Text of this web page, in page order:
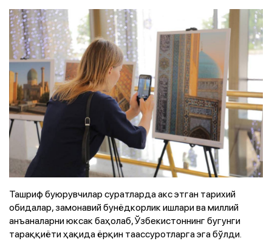
Ташриф буюрувчилар суратларда акс этган тарихий
обидалар, замонавий бунёдкорлик ишлари ва миллий
анъаналарни юксак баҳолаб, Ўзбекистоннинг бугунги
тараққиёти ҳақида ёрқин таассуротларга эга бўлди.